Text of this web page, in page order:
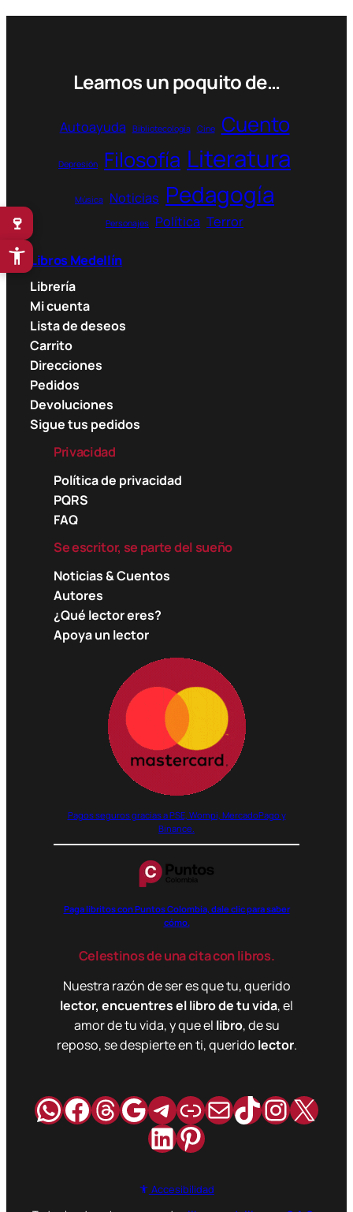
Leamos un poquito de…
Autoayuda Bibliotecología Cine Cuento
Depresión Filosofía Literatura
Música Noticias Pedagogía
Personajes Política Terror
Libros Medellín
Librería
Mi cuenta
Lista de deseos
Carrito
Direcciones
Pedidos
Devoluciones
Sigue tus pedidos
Privacidad
Política de privacidad
PQRS
FAQ
Se escritor, se parte del sueño
Noticias & Cuentos
Autores
¿Qué lector eres?
Apoya un lector
Pagos seguros gracias a PSE, Wompi, MercadoPago y
Binance.
Paga libritos con Puntos Colombia, dale clic para saber
cómo.
Celestinos de una cita con libros.
Nuestra razón de ser es que tu, querido
lector, encuentres el libro de tu vida, el
amor de tu vida, y que el libro, de su
reposo, se despierte en ti, querido lector.
WhatsApp
Facebook
Hilos
Google
Telegram
Enlace
Correo
TikTok
X
LinkedIn
Pinterest
Accesibilidad
🍷